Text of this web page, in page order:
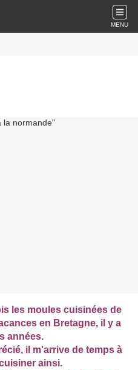
MENU
les moules cuisinées de
en Bretagne, il y a
années.
il m'arrive de temps à
ainsi.